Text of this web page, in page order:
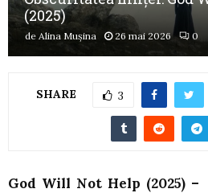
(2025)
de Alina Mușina 26 mai 2026 0
SHARE 3
God Will Not Help (2025)